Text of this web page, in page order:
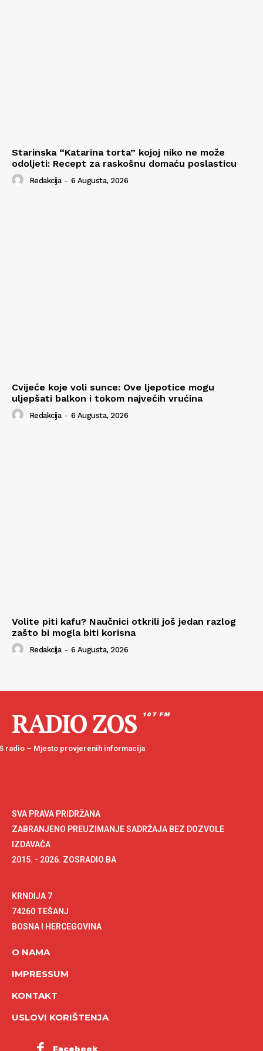
Starinska “Katarina torta” kojoj niko ne može
odoljeti: Recept za raskošnu domaću poslasticu
Redakcija - 6 Augusta, 2026
Cvijeće koje voli sunce: Ove ljepotice mogu
uljepšati balkon i tokom najvećih vrućina
Redakcija - 6 Augusta, 2026
Volite piti kafu? Naučnici otkrili još jedan razlog
zašto bi mogla biti korisna
Redakcija - 6 Augusta, 2026
RADIO ZOS 107 FM
radio – Mjesto provjerenih informacija
SVA PRAVA PRIDRŽANA
ZABRANJENO PREUZIMANJE SADRŽAJA BEZ DOZVOLE
IZDAVAČA
2015. - 2026. ZOSRADIO.BA
KRNDIJA 7
74260 TEŠANJ
BOSNA I HERCEGOVINA
O NAMA
IMPRESSUM
KONTAKT
USLOVI KORIŠTENJA
Facebook